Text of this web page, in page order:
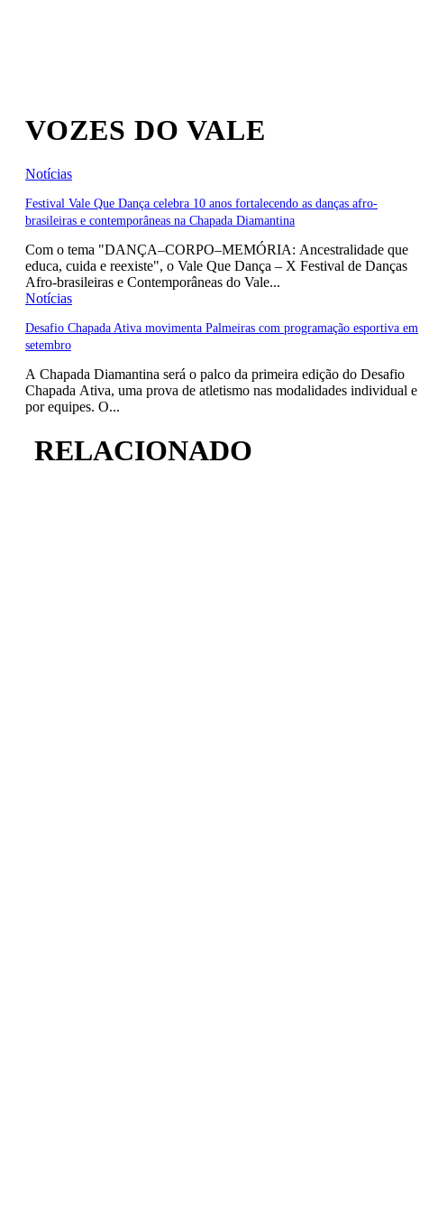
VOZES DO VALE
Notícias
Festival Vale Que Dança celebra 10 anos fortalecendo as danças afro-
brasileiras e contemporâneas na Chapada Diamantina
Com o tema "DANÇA–CORPO–MEMÓRIA: Ancestralidade que
educa, cuida e reexiste", o Vale Que Dança – X Festival de Danças
Afro-brasileiras e Contemporâneas do Vale...
Notícias
Desafio Chapada Ativa movimenta Palmeiras com programação esportiva em
setembro
A Chapada Diamantina será o palco da primeira edição do Desafio
Chapada Ativa, uma prova de atletismo nas modalidades individual e
por equipes. O...
RELACIONADO